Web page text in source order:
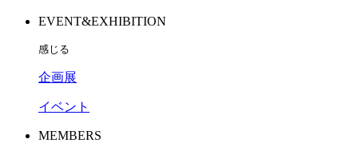
EVENT&EXHIBITION
感じる
企画展
イベント
MEMBERS